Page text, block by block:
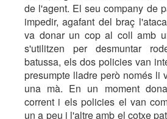
de l'agent. El seu company de
impedir, agafant del braç
va donar un cop al coll amb
s'utilitzen per desmuntar
batussa, els dos policies van
presumpte lladre però només li
una mà. En un moment
corrent i els policies el van
un a peu i l'altre amb el cotxe